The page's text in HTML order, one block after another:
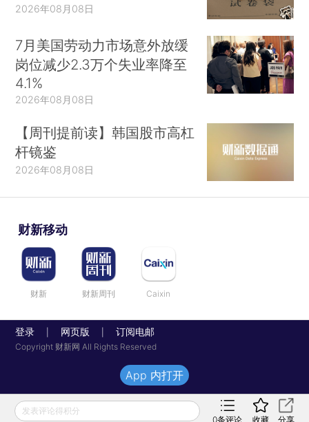
2026年08月08日
7月美国劳动力市场意外放缓
岗位减少2.3万个失业率降至
4.1%
2026年08月08日
【周刊提前读】韩国股市高杠
杆镜鉴
2026年08月08日
财新移动
财新 财新周刊 Caixin
登录 网页版 订阅电邮
Copyright 财新网 All Rights Reserved
发表评论得积分
0条评论 收藏 分享
App 内打开